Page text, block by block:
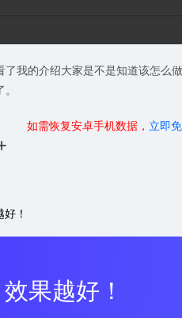
了我的介绍大家是不是知道该怎么
如需恢复安卓手机数据， 立即
！
果越好！